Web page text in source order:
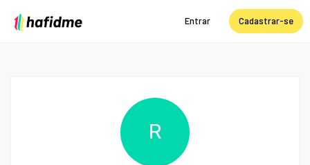
Entrar Cadastrar-se
R